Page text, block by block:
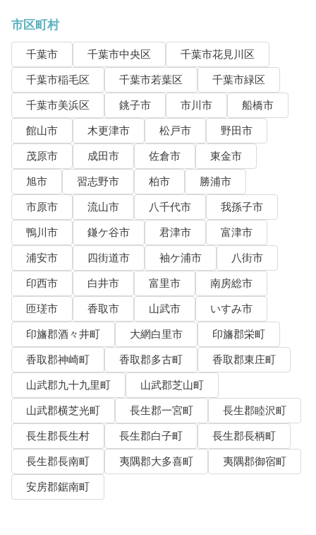
市区町村
千葉市 千葉市中央区
千葉市花見川区
千葉市稲毛区
千葉市若葉区
千葉市緑区
千葉市美浜区
銚子市 市川市
船橋市
館山市
木更津市 松戸市
野田市
茂原市
成田市 佐倉市
東金市
旭市
習志野市 柏市
勝浦市
市原市
流山市 八千代市
我孫子市
鴨川市
鎌ケ谷市 君津市
富津市
浦安市
四街道市 袖ケ浦市
八街市
印西市
白井市 富里市
南房総市
匝瑳市
香取市 山武市
いすみ市
印旛郡酒々井町
大網白里市
印旛郡栄町
香取郡神崎町
香取郡多古町
香取郡東庄町
山武郡九十九里町
山武郡芝山町
山武郡横芝光町
長生郡一宮町
長生郡睦沢町
長生郡長生村
長生郡白子町
長生郡長柄町
長生郡長南町
夷隅郡大多喜町
夷隅郡御宿町
安房郡鋸南町